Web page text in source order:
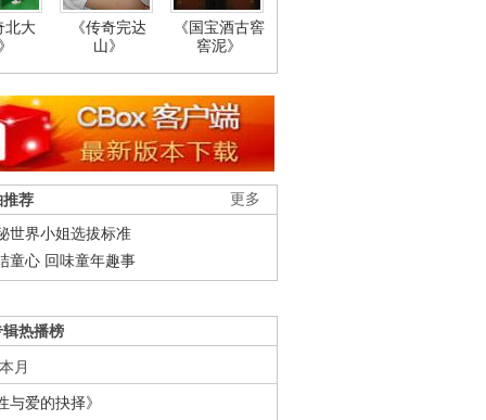
北大
《传奇完达
山》
《国宝酒古窖
窖泥》
更多
推荐
世界小姐选拔标准
童心 回味童年趣事
热播榜
本月
与爱的抉择》